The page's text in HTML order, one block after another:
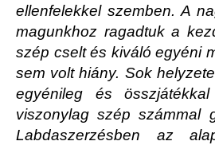
ellenfelekkel szemben. A
magunkhoz ragadtuk a
szép cselt és kiváló egyéni
sem volt hiány. Sok
egyénileg és
viszonylag szép számmal
Labdaszerzésben az